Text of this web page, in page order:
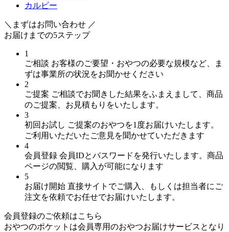
カルビー
＼まずはお問い合わせ ／
お届けまでの5ステップ
1
ご相談 お客様のご要望・おやつの必要な規模など、ま
ずは事業所の状況をお聞かせください
2
ご提案 ご相談でお聞きした結果をふまえまして、商品
のご提案、お見積もりをいたします。
3
初回お試し ご提案のおやつを1度お届けいたします。
ご利用いただいたご意見を聞かせていただきます
4
会員登録 会員IDとパスワードを発行いたします。商品
ページの閲覧、購入が可能になります
5
お届け開始 直接サイトでご購入、もしくは担当者にご
注文を依頼でお任せでお届けいたします。
会員登録のご依頼はこちら
おやつのポケットは会員専用のおやつお届けサービスとなり